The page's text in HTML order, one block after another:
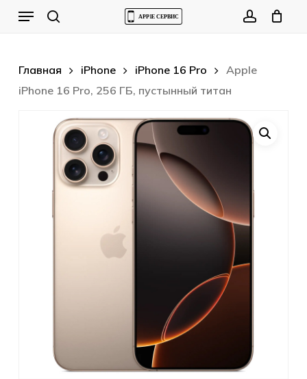
Menu
Главная iPhone iPhone 16 Pro
Apple
iPhone 16 Pro, 256 ГБ, пустынный титан